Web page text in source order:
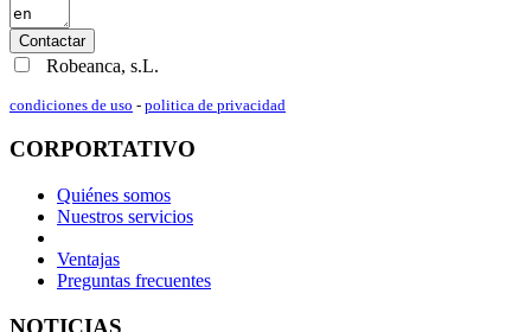
Contactar
Robeanca, s.L.
condiciones de uso - politica de privacidad
CORPORTATIVO
Quiénes somos
Nuestros servicios
Ventajas
Preguntas frecuentes
NOTICIAS